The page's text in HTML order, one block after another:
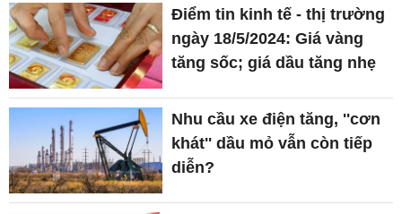
Điểm tin kinh tế - thị trường
ngày 18/5/2024: Giá vàng
tăng sốc; giá dầu tăng nhẹ
Nhu cầu xe điện tăng, ''cơn
khát'' dầu mỏ vẫn còn tiếp
diễn?